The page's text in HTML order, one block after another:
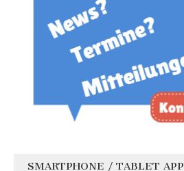
SMARTPHONE / TABLET APP